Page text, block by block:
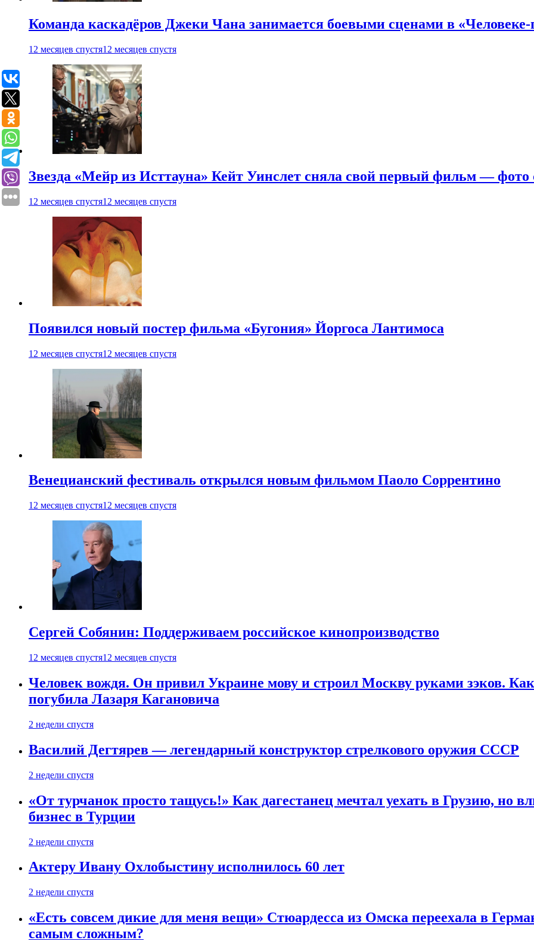
Команда каскадёров Джеки Чана занимается боевыми сценами в «Человеке-
12 месяцев спустя12 месяцев спустя
Звезда «Мейр из Исттауна» Кейт Уинслет сняла свой первый фильм — фото
12 месяцев спустя12 месяцев спустя
Появился новый постер фильма «Бугония» Йоргоса Лантимоса
12 месяцев спустя12 месяцев спустя
Венецианский фестиваль открылся новым фильмом Паоло Соррентино
12 месяцев спустя12 месяцев спустя
Сергей Собянин: Поддерживаем российское кинопроизводство
12 месяцев спустя12 месяцев спустя
Человек вождя. Он привил Украине мову и строил Москву руками зэков.
погубила Лазаря Кагановича
2 недели спустя
Василий Дегтярев — легендарный конструктор стрелкового оружия СССР
2 недели спустя
«От турчанок просто тащусь!» Как дагестанец мечтал уехать в Грузию, но
бизнес в Турции
2 недели спустя
Актеру Ивану Охлобыстину исполнилось 60 лет
2 недели спустя
«Есть совсем дикие для меня вещи» Стюардесса из Омска переехала в
самым сложным?